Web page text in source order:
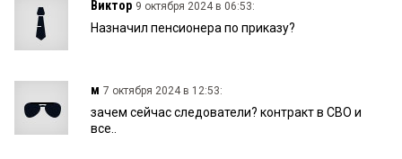
Виктор 9 октября 2024 в 06:53:
Назначил пенсионера по приказу?
м 7 октября 2024 в 12:53:
зачем сейчас следователи? контракт в СВО и
все..